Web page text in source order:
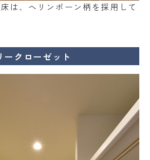
は、ヘリンボーン柄を採用して
ークローゼット